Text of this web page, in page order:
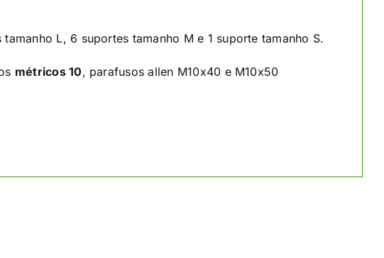
tamanho L, 6 suportes tamanho M e 1 suporte tamanho S.
métricos 10, parafusos allen M10x40 e M10x50